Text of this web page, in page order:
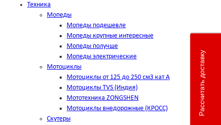
Техника
Мопеды
Мопеды подешевле
Мопеды крупные интересные
Мопеды получше
Мопеды электрические
Мотоциклы
Мотоциклы от 125 до 250 см3 кат А
Мотоциклы TVS (Индия)
Мототехника ZONGSHEN
Мотоциклы внедорожные (КРОСС)
Скутеры
Рассчитать доставку